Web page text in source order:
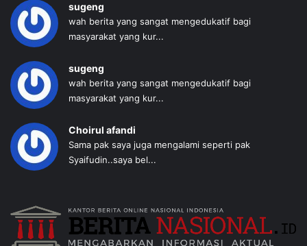
sugeng
wah berita yang sangat mengedukatif bagi
masyarakat yang kur...
sugeng
wah berita yang sangat mengedukatif bagi
masyarakat yang kur...
Choirul afandi
Sama pak saya juga mengalami seperti pak
Syaifudin..saya bel...